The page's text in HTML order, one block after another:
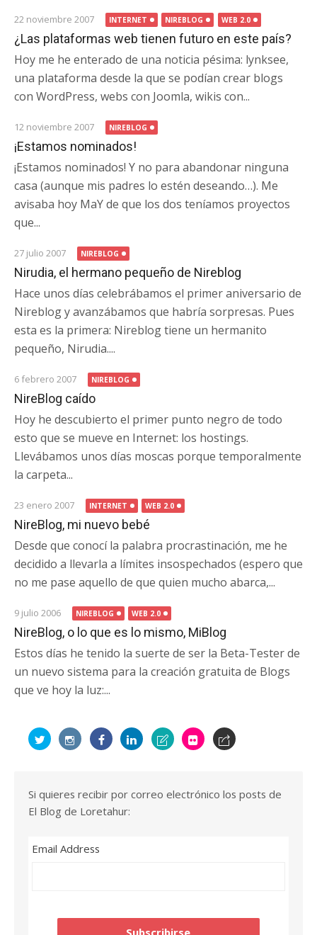
22 noviembre 2007 INTERNET NIREBLOG WEB 2.0
¿Las plataformas web tienen futuro en este país?
Hoy me he enterado de una noticia pésima: lynksee,
una plataforma desde la que se podían crear blogs
con WordPress, webs con Joomla, wikis con...
12 noviembre 2007 NIREBLOG
¡Estamos nominados!
¡Estamos nominados! Y no para abandonar ninguna
casa (aunque mis padres lo estén deseando…). Me
avisaba hoy MaY de que los dos teníamos proyectos
que...
27 julio 2007 NIREBLOG
Nirudia, el hermano pequeño de Nireblog
Hace unos días celebrábamos el primer aniversario de
Nireblog y avanzábamos que habría sorpresas. Pues
esta es la primera: Nireblog tiene un hermanito
pequeño, Nirudia....
6 febrero 2007 NIREBLOG
NireBlog caído
Hoy he descubierto el primer punto negro de todo
esto que se mueve en Internet: los hostings.
Llevábamos unos días moscas porque temporalmente
la carpeta...
23 enero 2007 INTERNET WEB 2.0
NireBlog, mi nuevo bebé
Desde que conocí la palabra procrastinación, me he
decidido a llevarla a límites insospechados (espero que
no me pase aquello de que quien mucho abarca,...
9 julio 2006 NIREBLOG WEB 2.0
NireBlog, o lo que es lo mismo, MiBlog
Estos días he tenido la suerte de ser la Beta-Tester de
un nuevo sistema para la creación gratuita de Blogs
que ve hoy la luz:...
Si quieres recibir por correo electrónico los posts de
El Blog de Loretahur:
Email Address